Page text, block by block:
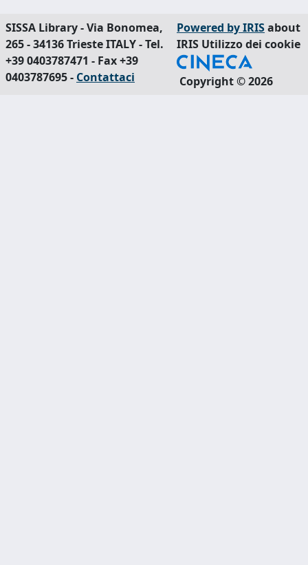
SISSA Library - Via Bonomea,
265 - 34136 Trieste ITALY - Tel.
+39 0403787471 - Fax +39
0403787695 - Contattaci
Powered by IRISabout
IRIS Utilizzo dei cookie
Copyright © 2026